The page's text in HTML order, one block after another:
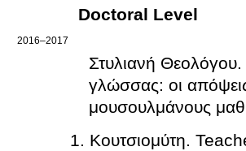
Doctoral Level
2016–2017
Στυλιανή Θεολόγου.
γλώσσας: οι
μουσουλμάνους
Κουτσιομύτη.